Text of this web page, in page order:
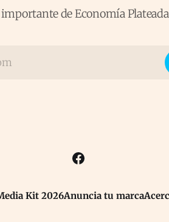
de Economía
Kit 2026Anuncia tu marca